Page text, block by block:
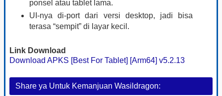
ponsel atau tablet lama.
UI-nya di-port dari versi desktop, jadi bisa
terasa “sempit” di layar kecil.
Link Download
Download APKS [Best For Tablet] [Arm64] v5.2.13
Share ya Untuk Kemanjuan Wasildragon: